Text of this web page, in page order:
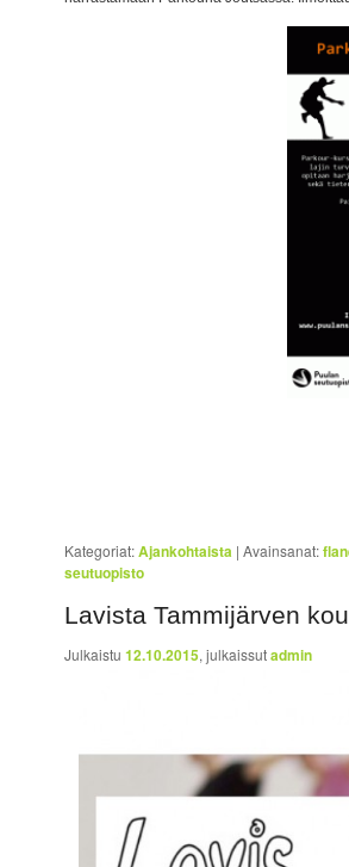
Kategoriat:Ajankohtaista |Avainsanat:
seutuopisto
Lavista Tammijärven
Julkaistu12.10.2015, julkaissutadmin